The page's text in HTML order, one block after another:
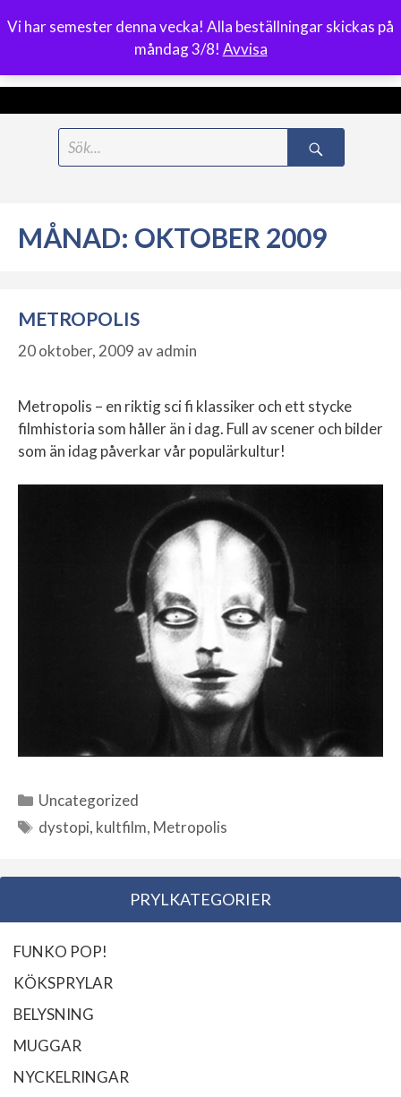
Vi har semester denna vecka! Alla beställningar skickas på
måndag 3/8! Avvisa
0
Meny
MÅNAD: OKTOBER 2009
METROPOLIS
20 oktober, 2009 avadmin
Metropolis – en riktig sci fi klassiker och ett stycke
filmhistoria som håller än i dag. Full av scener och bilder
som än idag påverkar vår populärkultur!
Kategorier
Uncategorized
dystopi, kultfilm, Metropolis
PRYLKATEGORIER
FUNKO POP!
KÖKSPRYLAR
BELYSNING
MUGGAR
NYCKELRINGAR